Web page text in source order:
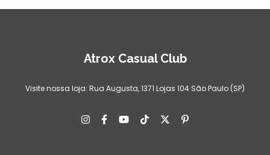
Atrox Casual Club
Visite nossa loja: Rua Augusta, 1371 Lojas 104 São Paulo (SP)